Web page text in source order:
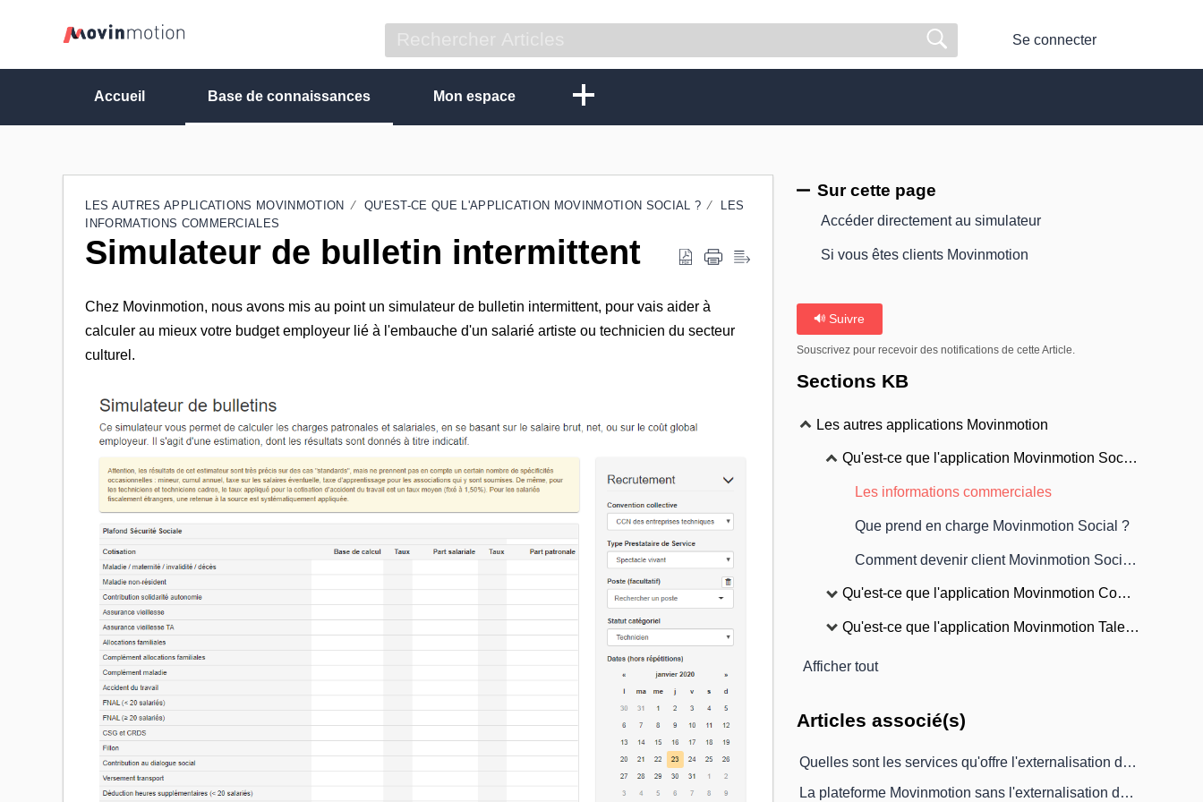
Se connecter
Accueil Base de connaissances Mon espace
LES AUTRES APPLICATIONS MOVINMOTION QU'EST-CE QUE L'APPLICATION MOVINMOTION SOCIAL ?
LES
INFORMATIONS COMMERCIALES
Simulateur de bulletin intermittent
Chez Movinmotion, nous avons mis au point un simulateur de bulletin intermittent, pour vais aider à
calculer au mieux votre budget employeur lié à l'embauche d'un salarié artiste ou technicien du secteur
culturel.
Sur cette page
Accéder directement au simulateur
Si vous êtes clients Movinmotion
Suivre
Souscrivez pour recevoir des notifications de cette Article.
Sections KB
Les autres applications Movinmotion
Qu'est-ce que l'application Movinmotion Social ?
Les informations commerciales
Que prend en charge Movinmotion Social ?
Comment devenir client Movinmotion Social ?
Qu'est-ce que l'application Movinmotion Comptabilité ?
Qu'est-ce que l'application Movinmotion Talents ?
Afficher tout
Articles associé(s)
Quelles sont les services qu'offre l'externalisation de la Paie ?
La plateforme Movinmotion sans l'externalisation de la paie, c'est possible !